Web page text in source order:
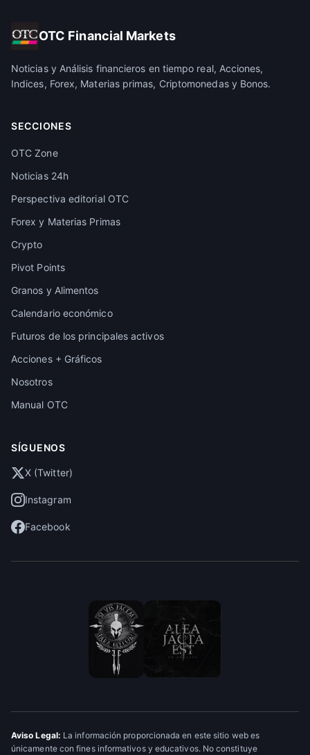
OTC Financial Markets
Noticias y Análisis financieros en tiempo real, Acciones,
Indices, Forex, Materias primas, Criptomonedas y Bonos.
SECCIONES
OTC Zone
Noticias 24h
Perspectiva editorial OTC
Forex y Materias Primas
Crypto
Pivot Points
Granos y Alimentos
Calendario económico
Futuros de los principales activos
Acciones + Gráficos
Nosotros
Manual OTC
SÍGUENOS
X (Twitter)
Instagram
Facebook
Aviso Legal: La información proporcionada en este sitio web es
únicamente con fines informativos y educativos. No constituye